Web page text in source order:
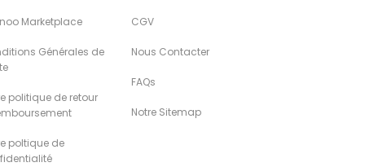
Marketplace
Générales de
politique de retour
poltique de
CGV
Nous Contacter
FAQs
Notre Sitemap